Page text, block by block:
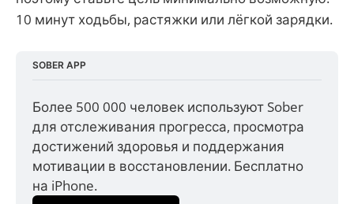
10 минут ходьбы, растяжки или лёгкой зарядки.
SOBER APP
Более 500 000 человек используют Sober
для отслеживания прогресса, просмотра
достижений здоровья и поддержания
мотивации в восстановлении. Бесплатно
на iPhone.